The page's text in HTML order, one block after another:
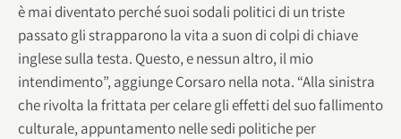
è mai diventato perché suoi sodali politici di un triste
passato gli strapparono la vita a suon di colpi di chiave
inglese sulla testa. Questo, e nessun altro, il mio
intendimento”, aggiunge Corsaro nella nota. “Alla sinistra
che rivolta la frittata per celare gli effetti del suo fallimento
culturale, appuntamento nelle sedi politiche per